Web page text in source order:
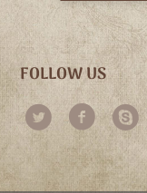
FOLLOW US